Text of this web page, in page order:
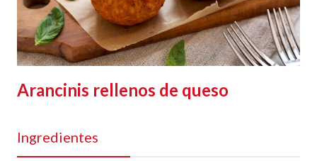
Arancinis rellenos de queso
Ingredientes